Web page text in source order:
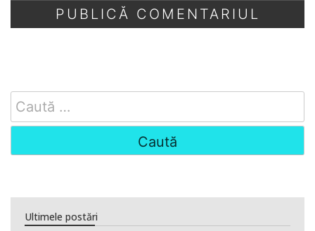
Search
for:
Ultimele postări